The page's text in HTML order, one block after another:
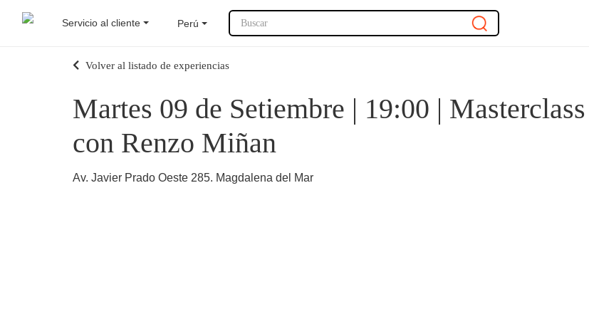
Servicio al cliente Perú Buscar
Volver al listado de experiencias
Martes 09 de Setiembre | 19:00 |
con Renzo Miñan
Av. Javier Prado Oeste 285. Magdalena del Mar